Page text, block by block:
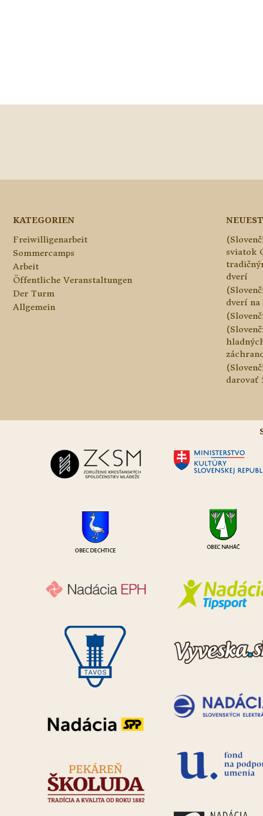
KATEGORIEN
Freiwilligenarbeit
Sommercamps
Arbeit
Öffentliche Veranstaltungen
Der Turm
Allgemein
sviatok
dverí
dverí na
darovať